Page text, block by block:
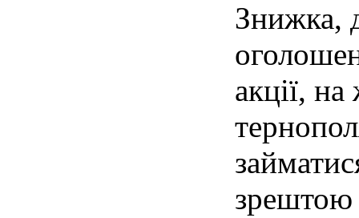
Знижка,
акції,
зрештою